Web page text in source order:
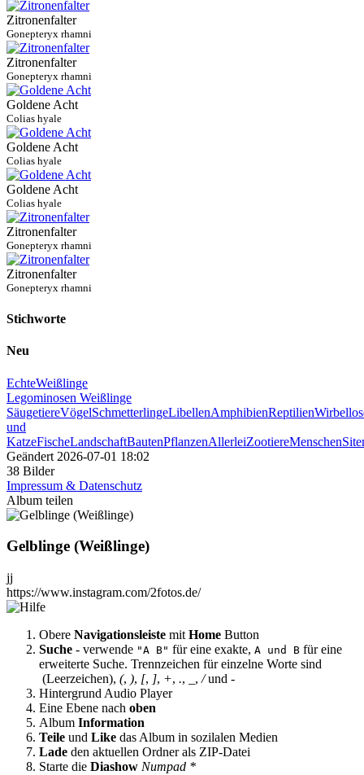
Zitronenfalter
Gonepteryx rhamni
Zitronenfalter
Gonepteryx rhamni
Goldene Acht
Colias hyale
Goldene Acht
Colias hyale
Goldene Acht
Colias hyale
Zitronenfalter
Gonepteryx rhamni
Zitronenfalter
Gonepteryx rhamni
Stichworte
Neu
EchteWeißlinge
Legominosen Weißlinge
SäugetiereVögelSchmetterlingeLibellenAmphibienReptilien
und
KatzeFischeLandschaftBautenPflanzenAllerleiZootiereMenschen
Geändert 2026-07-01 18:02
38 Bilder
Impressum & Datenschutz
Album teilen
Gelblinge (Weißlinge)
jj
https://www.instagram.com/2fotos.de/
Obere Navigationsleiste mit Home Button
Suche - verwende "A B" für eine exakte, A und B für eine
erweiterte Suche. Trennzeichen für einzelne Worte sind
(Leerzeichen), (, ), [, ], +, ., , /und -
Hintergrund Audio Player
Eine Ebene nach oben
Album Information
Teile und Like das Album in sozilalen Medien
Lade den aktuellen Ordner als ZIP-Datei
Starte die Diashow Numpad *